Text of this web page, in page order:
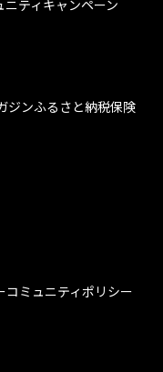
ニティ キャンペーン
ジンふるさと納税保険
コミュニティポリシー